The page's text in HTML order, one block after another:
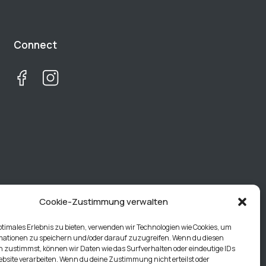
Cookie-Zustimmung verwalten
Erlebnis zu bieten, verwenden wir Technologien wie Cookies, um
zu speichern und/oder darauf zuzugreifen. Wenn du diesen
zustimmst, können wir Daten wie das Surfverhalten oder eindeutige IDs
verarbeiten. Wenn du deine Zustimmung nicht erteilst oder
Connect